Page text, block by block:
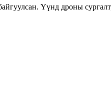
Үүнд дроны